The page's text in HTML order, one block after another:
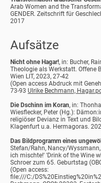
Arab Women and the
GENDER. Zeitschrift für
2017
Aufsätze
Nicht ohne Hagar!, in: Bucher,
Theologie als Werkstatt. Offene
Wien LIT, 2023, 27-42
(Open access Abdruck mit
73-93 Ulrike Bechmann,
Die Dschinn im Koran, in:
Wiesflecker, Peter (Hg.):
religiöser Devianz in Text und
Klagenfurt u.a. Hermagoras.
Das Bildprogramm eines
Stefan/Rahn, Nancy/
ich mischte!' 'Drink of the Wine
Schroer zum 65. Geburtstag
(Open access:
file:///C:/